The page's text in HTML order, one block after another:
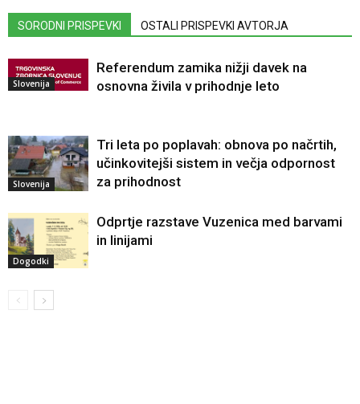
SORODNI PRISPEVKI OSTALI PRISPEVKI AVTORJA
Slovenija
Referendum zamika nižji davek na
osnovna živila v prihodnje leto
Slovenija
Tri leta po poplavah: obnova po načrtih,
učinkovitejši sistem in večja odpornost
za prihodnost
Dogodki
Odprtje razstave Vuzenica med barvami
in linijami